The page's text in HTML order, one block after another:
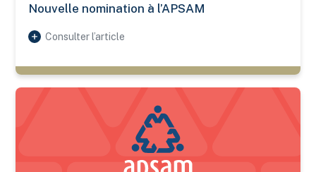
Nouvelle nomination à l’APSAM
Consulter l’article
Planification des travaux réglementaires : la CNESST